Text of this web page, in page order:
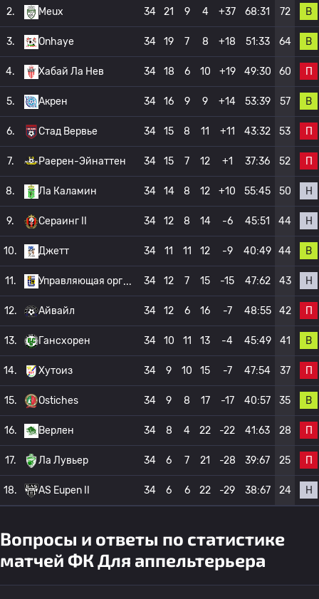
2. Meux 34 21 9 4 +37 68:31 72 В
3. Onhaye 34 19 7 8 +18 51:33 64 В
4. Хабай Ла Нев 34 18 6 10 +19 49:30 60 П
5. Акрен 34 16 9 9 +14 53:39 57 В
6. Стад Вервье 34 15 8 11 +11 43:32 53 П
7. Раерен-Эйнаттен 34 15 7 12 +1 37:36 52 П
8. Ла Каламин 34 14 8 12 +10 55:45 50 Н
9. Сераинг II 34 12 8 14 -6 45:51 44 Н
10. Джетт 34 11 11 12 -9 40:49 44 В
11. Управляющая орг 34 12 7 15 -15 47:62 43 Н
12. Айвайл 34 12 6 16 -7 48:55 42 П
13. Гансхорен 34 10 11 13 -4 45:49 41 В
14. Хутоиз 34 9 10 15 -7 47:54 37 П
15. Ostiches 34 9 8 17 -17 40:57 35 В
16. Верлен 34 8 4 22 -22 41:63 28 П
17. Ла Лувьер 34 6 7 21 -28 39:67 25 П
18. AS Eupen II 34 6 6 22 -29 38:67 24 Н
Вопросы и ответы по статистике
матчей ФК Для аппельтерьера